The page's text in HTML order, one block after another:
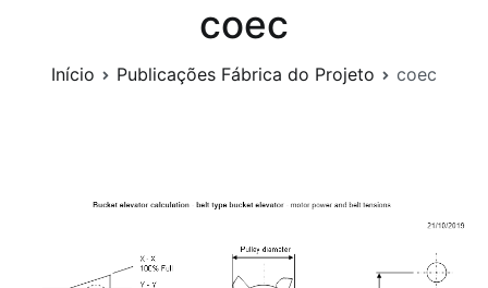
coec
Início Publicações Fábrica do Projeto coec